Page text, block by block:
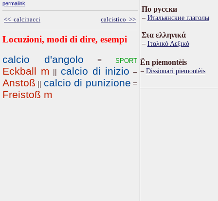
permalink
<< calcinacci calcistico >>
Locuzioni, modi di dire, esempi
calcio d'angolo = sport
Eckball m || calcio di inizio =
Anstoß || calcio di punizione =
Freistoß m
По русски
Итальянские глаголы
Στα ελληνικά
Ιταλικό Λεξικό
Ën piemontèis
Dissionari piemontèis